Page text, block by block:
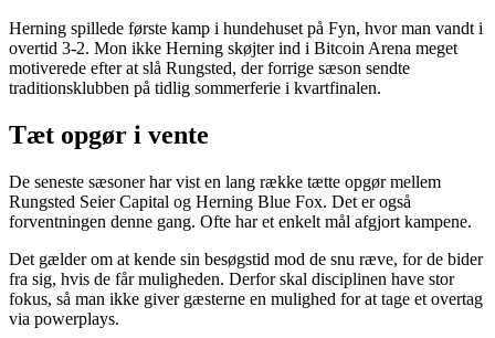
Herning spillede første kamp i hundehuset på Fyn, hvor man vandt i
overtid 3-2. Mon ikke Herning skøjter ind i Bitcoin Arena meget
motiverede efter at slå Rungsted, der forrige sæson sendte
traditionsklubben på tidlig sommerferie i kvartfinalen.
Tæt opgør i vente
De seneste sæsoner har vist en lang række tætte opgør mellem
Rungsted Seier Capital og Herning Blue Fox. Det er også
forventningen denne gang. Ofte har et enkelt mål afgjort kampene.
Det gælder om at kende sin besøgstid mod de snu ræve, for de bider
fra sig, hvis de får muligheden. Derfor skal disciplinen have stor
fokus, så man ikke giver gæsterne en mulighed for at tage et overtag
via powerplays.